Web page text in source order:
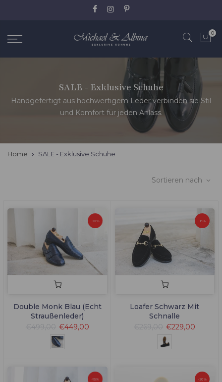
0
SALE - Exklusive Schuhe
Handgefertigt aus hochwertigem Leder verbinden sie Stil
und Komfort für jeden Anlass.
Home SALE - Exklusive Schuhe
Sortieren nach
-10%
Double Monk Blau (Echt
Straußenleder)
€499,00 €449,00
-15%
Loafer Schwarz Mit
Schnalle
€269,00 €229,00
-15% -20%